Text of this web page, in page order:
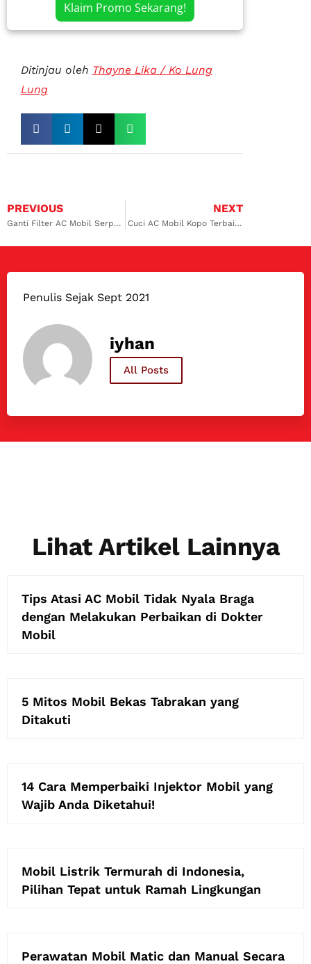
Klaim Promo Sekarang!
Ditinjau oleh Thayne Lika / Ko Lung
Lung
PREVIOUS
Ganti Filter AC Mobil Serpong dan Servis AC Mobil Avanza: Panduan Lengkap untuk Perawatan Optimal
NEXT
Cuci AC Mobil Kopo Terbaik di Dokter Mobil, Bisa Isi Freon Sampai Service Juga!
Penulis Sejak Sept 2021
iyhan
All Posts
Lihat Artikel Lainnya
Tips Atasi AC Mobil Tidak Nyala Braga
dengan Melakukan Perbaikan di Dokter
Mobil
5 Mitos Mobil Bekas Tabrakan yang
Ditakuti
14 Cara Memperbaiki Injektor Mobil yang
Wajib Anda Diketahui!
Mobil Listrik Termurah di Indonesia,
Pilihan Tepat untuk Ramah Lingkungan
Perawatan Mobil Matic dan Manual Secara